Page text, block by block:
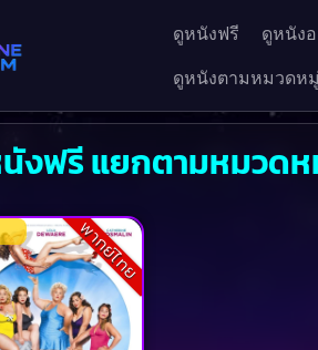
ดูหนังฟรี ดูหนัง
ดูหนังตามหมวดหมู่
งฟรี แยกตามหมวด
พากย์ไทย